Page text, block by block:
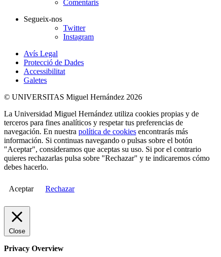
Comentaris
Segueix-nos
Twitter
Instagram
Avís Legal
Protecció de Dades
Accessibilitat
Galetes
© UNIVERSITAS Miguel Hernández 2026
La Universidad Miguel Hernández utiliza cookies propias y de
terceros para fines analíticos y respetar tus preferencias de
navegación. En nuestra política de cookies encontrarás más
información. Si continuas navegando o pulsas sobre el botón
"Aceptar", consideramos que aceptas su uso. Si por el contrario
quieres rechazarlas pulsa sobre "Rechazar" y te indicaremos cómo
debes hacerlo.
Aceptar Rechazar
Close
Privacy Overview